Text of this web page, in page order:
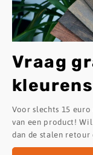
Vraag
Voor slechts 15
van een product!
dan de stalen retour